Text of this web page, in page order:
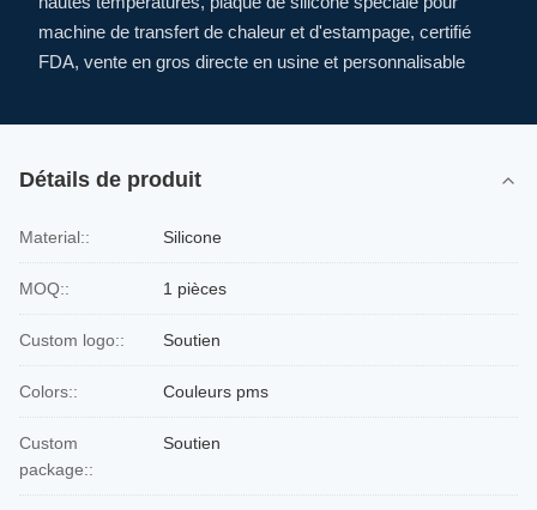
machine de transfert de chaleur et d'estampage, certifié
FDA, vente en gros directe en usine et personnalisable
Détails de produit
Material:: Silicone
MOQ:: 1 pièces
Custom logo:: Soutien
Colors:: Couleurs pms
Custom
package::
Soutien